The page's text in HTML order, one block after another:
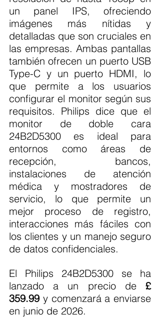
un panel IPS, ofreciendo
imágenes más nítidas y
detalladas que son cruciales en
las empresas. Ambas pantallas
también ofrecen un puerto USB
Type-C y un puerto HDMI, lo
que permite a los usuarios
configurar el monitor según sus
requisitos. Philips dice que el
monitor de doble cara
24B2D5300 es ideal para
entornos como áreas de
recepción, bancos,
instalaciones de atención
médica y mostradores de
servicio, lo que permite un
mejor proceso de registro,
interacciones más fáciles con
los clientes y un manejo seguro
de datos confidenciales.
El Philips 24B2D5300 se ha
lanzado a un precio de £
359.99 y comenzará a enviarse
en junio de 2026.